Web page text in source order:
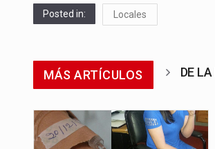
Posted in: Locales
MÁS ARTÍCULOS DE